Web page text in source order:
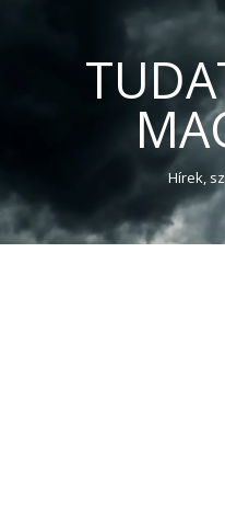
Hírek,